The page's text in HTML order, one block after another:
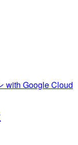
with Google Cloud